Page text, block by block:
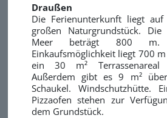
Draußen
Die Ferienunterkunft liegt
großen Naturgrundstück. Die
Meer beträgt 800 m.
Einkaufsmöglichkeit liegt 700
ein 30 m² Terrassenareal
Außerdem gibt es 9 m²
Schaukel. Windschutzhütte.
Pizzaofen stehen zur
dem Grundstück.